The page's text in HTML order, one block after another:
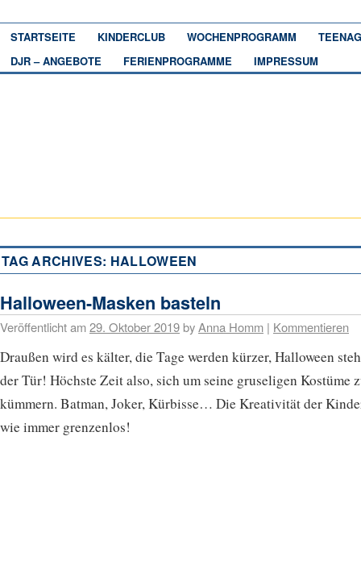
STARTSEITE KINDERCLUB WOCHENPROGRAMM
DJR – ANGEBOTE
FERIENPROGRAMME IMPRESSUM
TAG ARCHIVES: HALLOWEEN
Halloween-Masken basteln
Veröffentlicht am29. Oktober 2019byAnna Homm | Kommentieren
Draußen wird es kälter, die Tage werden kürzer, Halloween
der Tür! Höchste Zeit also, sich um seine gruseligen Kostüme
kümmern. Batman, Joker, Kürbisse… Die Kreativität der
wie immer grenzenlos!